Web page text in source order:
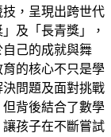
，呈現出跨世代
及「長青獎」，
己的成就與舞
的核心不只是學
問題及面對挑戰
背後結合了數學
孩子在不斷嘗試